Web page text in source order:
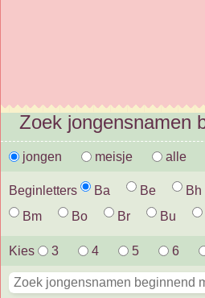
Zoek jongensnamen
jongen meisje alle
Beginletters Ba Be Bh
Bm
Bo Br Bu
Kies 3 4 5 6